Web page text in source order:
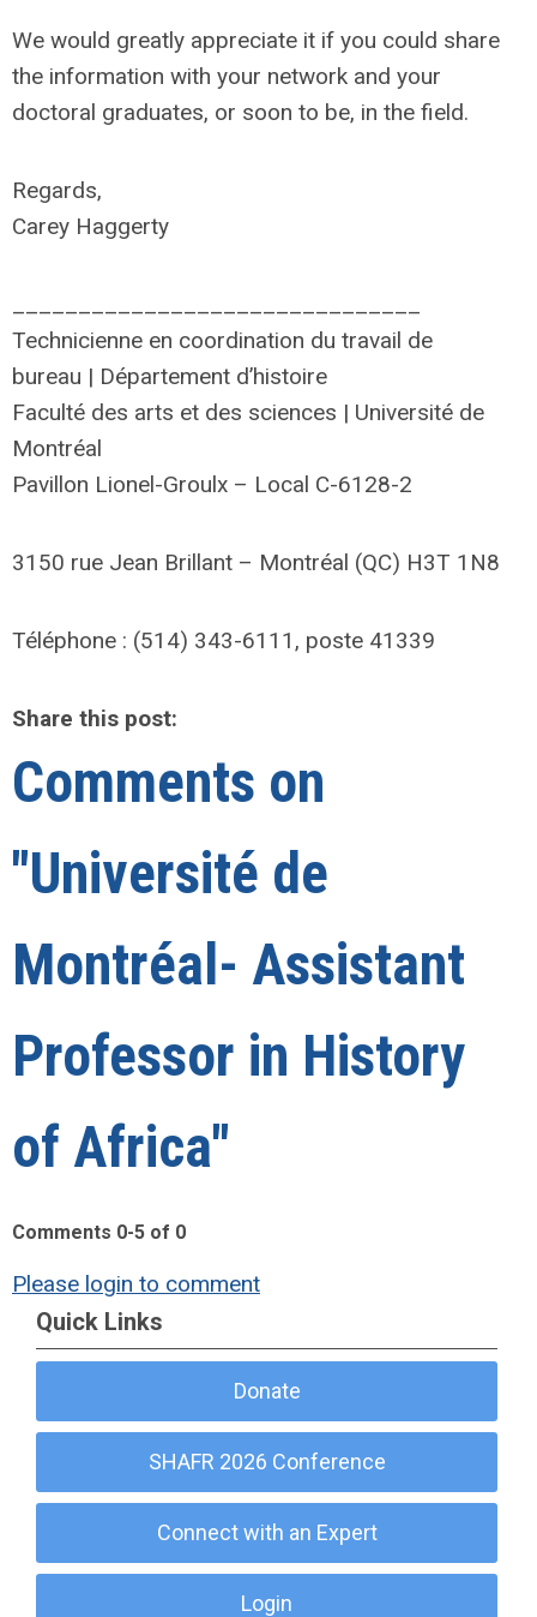
We would greatly appreciate it if you could share
the information with your network and your
doctoral graduates, or soon to be, in the field.
Regards,
Carey Haggerty
Technicienne en coordination du travail de
bureau | Département d’histoire
Faculté des arts et des sciences | Université de
Montréal
Pavillon Lionel-Groulx – Local C-6128-2
3150 rue Jean Brillant – Montréal (QC) H3T 1N8
Téléphone : (514) 343-6111, poste 41339
Share this post:
Comments on
"Université de
Montréal- Assistant
Professor in History
of Africa"
Comments 0-5 of 0
Please login to comment
Quick Links
Donate
SHAFR 2026 Conference
Connect with an Expert
Login